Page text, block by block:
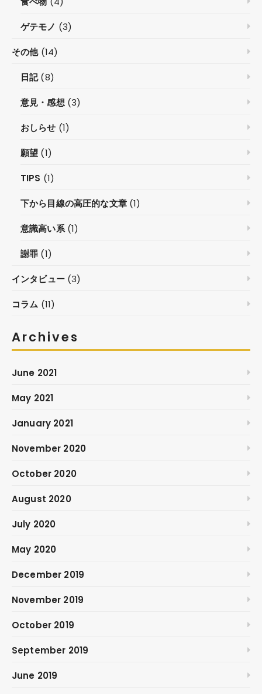
ゲテモノ (3)
その他(14)
日記(8)
意見・感想(3)
おしらせ (1)
願望 (1)
TIPS (1)
下から目線の高圧的な文章(1)
意識高い系(1)
謝罪 (1)
インタビュー(3)
コラム (11)
Archives
June 2021
May 2021
January 2021
November 2020
October 2020
August 2020
July 2020
May 2020
December 2019
November 2019
October 2019
September 2019
June 2019